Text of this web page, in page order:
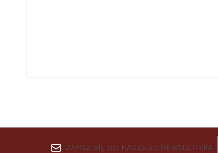
ZAPISZ SIĘ DO NASZEGO NEWSLETTERA